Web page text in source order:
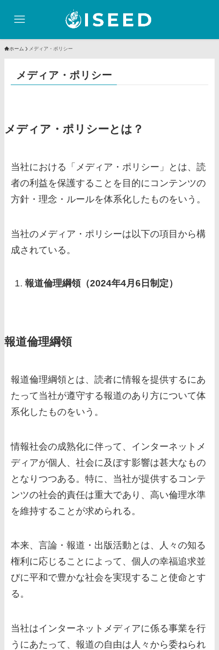
ホーム メディア・ポリシー
メディア・ポリシー
メディア・ポリシーとは？
当社における「メディア・ポリシー」とは、読
者の利益を保護することを目的にコンテンツの
方針・理念・ルールを体系化したものをいう。
当社のメディア・ポリシーは以下の項目から構
成されている。
報道倫理綱領（2024年4月6日制定）
報道倫理綱領
報道倫理綱領とは、読者に情報を提供するにあ
たって当社が遵守する報道のあり方について体
系化したものをいう。
情報社会の成熟化に伴って、インターネットメ
ディアが個人、社会に及ぼす影響は甚大なもの
となりつつある。特に、当社が提供するコンテ
ンツの社会的責任は重大であり、高い倫理水準
を維持することが求められる。
本来、言論・報道・出版活動とは、人々の知る
権利に応じることによって、個人の幸福追求並
びに平和で豊かな社会を実現すること使命とす
る。
当社はインターネットメディアに係る事業を行
うにあたって、報道の自由は人々から委ねられ